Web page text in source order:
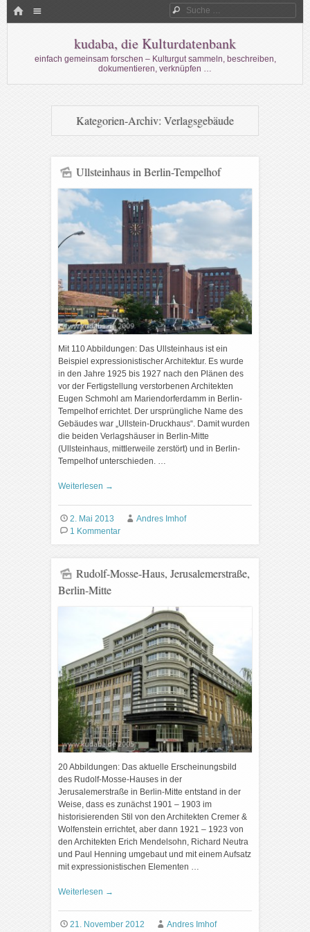
HOME Suche
kudaba, die Kulturdatenbank
einfach gemeinsam forschen – Kulturgut sammeln, beschreiben,
dokumentieren, verknüpfen …
Kategorien-Archiv: Verlagsgebäude
Ullsteinhaus in Berlin-Tempelhof
Mit 110 Abbildungen: Das Ullsteinhaus ist ein
Beispiel expressionistischer Architektur. Es wurde
in den Jahre 1925 bis 1927 nach den Plänen des
vor der Fertigstellung verstorbenen Architekten
Eugen Schmohl am Mariendorferdamm in Berlin-
Tempelhof errichtet. Der ursprüngliche Name des
Gebäudes war „Ullstein-Druckhaus“. Damit wurden
die beiden Verlagshäuser in Berlin-Mitte
(Ullsteinhaus, mittlerweile zerstört) und in Berlin-
Tempelhof unterschieden. …
Weiterlesen →
2. Mai 2013
Andres Imhof
1 Kommentar
Rudolf-Mosse-Haus, Jerusalemerstraße,
Berlin-Mitte
20 Abbildungen: Das aktuelle Erscheinungsbild
des Rudolf-Mosse-Hauses in der
Jerusalemerstraße in Berlin-Mitte entstand in der
Weise, dass es zunächst 1901 – 1903 im
historisierenden Stil von den Architekten Cremer &
Wolfenstein errichtet, aber dann 1921 – 1923 von
den Architekten Erich Mendelsohn, Richard Neutra
und Paul Henning umgebaut und mit einem Aufsatz
mit expressionistischen Elementen …
Weiterlesen →
21. November 2012 Andres Imhof